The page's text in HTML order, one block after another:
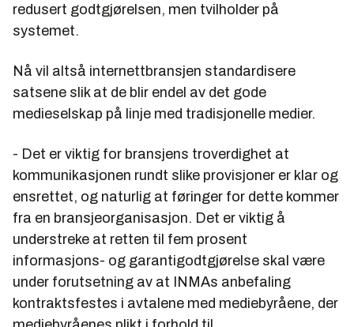
redusert godtgjørelsen, men tvilholder på
systemet.
Nå vil altså internettbransjen standardisere
satsene slik at de blir endel av det gode
medieselskap på linje med tradisjonelle medier.
- Det er viktig for bransjens troverdighet at
kommunikasjonen rundt slike provisjoner er klar og
ensrettet, og naturlig at føringer for dette kommer
fra en bransjeorganisasjon. Det er viktig å
understreke at retten til fem prosent
informasjons- og garantigodtgjørelse skal være
under forutsetning av at INMAs anbefaling
kontraktsfestes i avtalene med mediebyråene, der